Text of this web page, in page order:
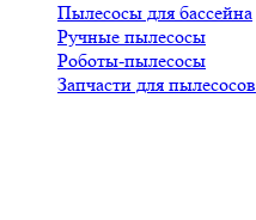
Пылесосы для бассейна
Ручные пылесосы
Роботы-пылесосы
Запчасти для пылесосов